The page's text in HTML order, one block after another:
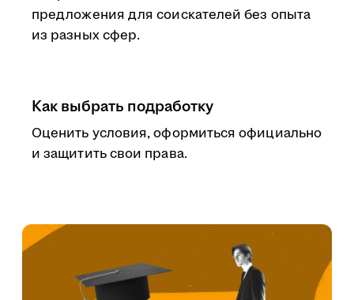
предложения для соискателей без опыта
из разных сфер.
Как выбрать подработку
Оценить условия, оформиться официально
и защитить свои права.